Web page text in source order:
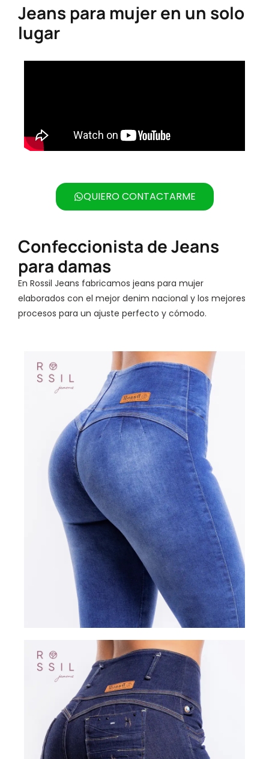
Jeans para mujer en un solo
lugar
QUIERO CONTACTARME
Confeccionista de Jeans
para damas
En Rossil Jeans fabricamos jeans para mujer
elaborados con el mejor denim nacional y los mejores
procesos para un ajuste perfecto y cómodo.